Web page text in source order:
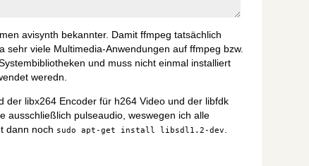
avisynth bekannter. Damit ffmpeg tatsächlich
sehr viele Multimedia-Anwendungen auf ffmpeg bzw.
und muss nicht einmal installiert
weredn.
der libx264 Encoder für h264 Video und der libfdk
ausschließlich pulseaudio, weswegen ich alle
dann noch sudoapt-get installlibsdl1.2-dev.